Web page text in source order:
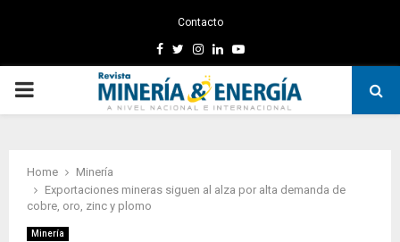
Contacto
Facebook
TwitterInstagram
LinkedinYoutube
PRIMARY
Home
Minería
Exportaciones mineras siguen al alza por alta demanda de
cobre, oro, zinc y plomo
Minería